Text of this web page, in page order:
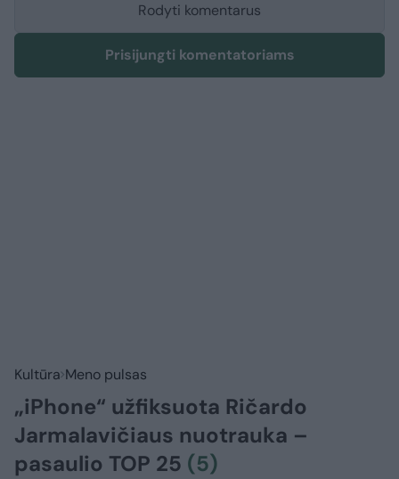
Rodyti komentarus
Prisijungti komentatoriams
Kultūra Meno pulsas
„iPhone“ užfiksuota Ričardo
Jarmalavičiaus nuotrauka –
pasaulio TOP 25 (5)